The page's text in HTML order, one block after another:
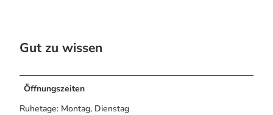
Gut zu wissen
Öffnungszeiten
Ruhetage: Montag, Dienstag